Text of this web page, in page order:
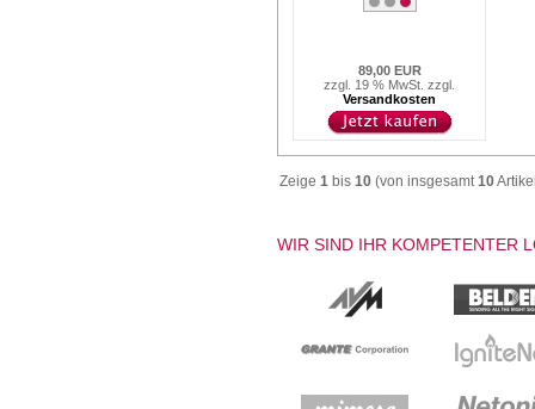
89,00 EUR
zzgl. 19 % MwSt. zzgl.
Versandkosten
Zeige 1 bis 10 (von insgesamt10
WIR SIND IHR KOMPETENTER